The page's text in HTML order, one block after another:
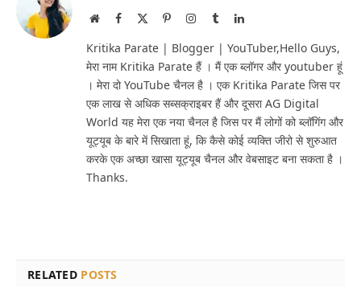
WebsiteFacebook PinterestInstagram
TumblrLinkedIn
Kritika Parate | Blogger | YouTuber,Hello Guys,
मेरा नाम Kritika Parate हैं । मैं एक ब्लॉगर और youtuber हूं
। मेरा दो YouTube चैनल है । एक Kritika Parate जिस पर
एक लाख से अधिक सब्सक्राइबर हैं और दूसरा AG Digital
World यह मेरा एक नया चैनल है जिस पर मैं लोगों को ब्लॉगिंग और
यूट्यूब के बारे में सिखाता हूं, कि कैसे कोई व्यक्ति जीरो से शुरुआत
करके एक अच्छा खासा यूट्यूब चैनल और वेबसाइट बना सकता है ।
Thanks.
RELATED POSTS